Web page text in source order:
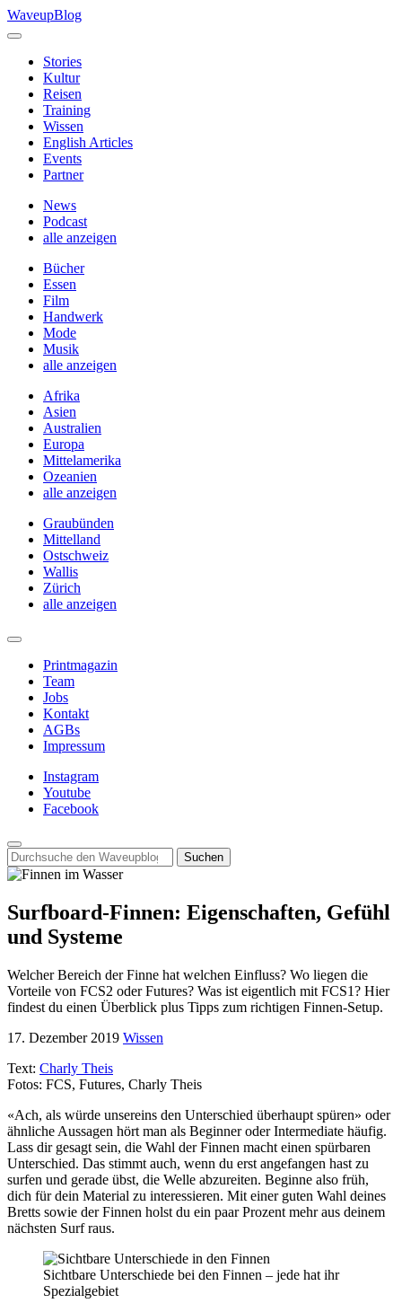
Skip
to
WaveupBlog
Stories
Kultur
Reisen
Training
Wissen
English Articles
Events
Partner
News
Podcast
alle anzeigen
Bücher
Essen
Film
Handwerk
Mode
Musik
alle anzeigen
Afrika
Asien
Australien
Europa
Mittelamerika
Ozeanien
alle anzeigen
Graubünden
Mittelland
Ostschweiz
Wallis
Zürich
alle anzeigen
Printmagazin
Team
Jobs
Kontakt
AGBs
Impressum
Instagram
Youtube
Facebook
Search
for:
Surfboard-Finnen: Eigenschaften, Gefühl
und Systeme
Welcher Bereich der Finne hat welchen Einfluss? Wo liegen die
Vorteile von FCS2 oder Futures? Was ist eigentlich mit FCS1? Hier
findest du einen Überblick plus Tipps zum richtigen Finnen-Setup.
17. Dezember 2019 Wissen
Text: Charly Theis
Fotos: FCS, Futures, Charly Theis
«Ach, als würde unsereins den Unterschied überhaupt spüren» oder
ähnliche Aussagen hört man als Beginner oder Intermediate häufig.
Lass dir gesagt sein, die Wahl der Finnen macht einen spürbaren
Unterschied. Das stimmt auch, wenn du erst angefangen hast zu
surfen und gerade übst, die Welle abzureiten. Beginne also früh,
dich für dein Material zu interessieren. Mit einer guten Wahl deines
Bretts sowie der Finnen holst du ein paar Prozent mehr aus deinem
nächsten Surf raus.
Sichtbare Unterschiede bei den Finnen – jede hat ihr
Spezialgebiet